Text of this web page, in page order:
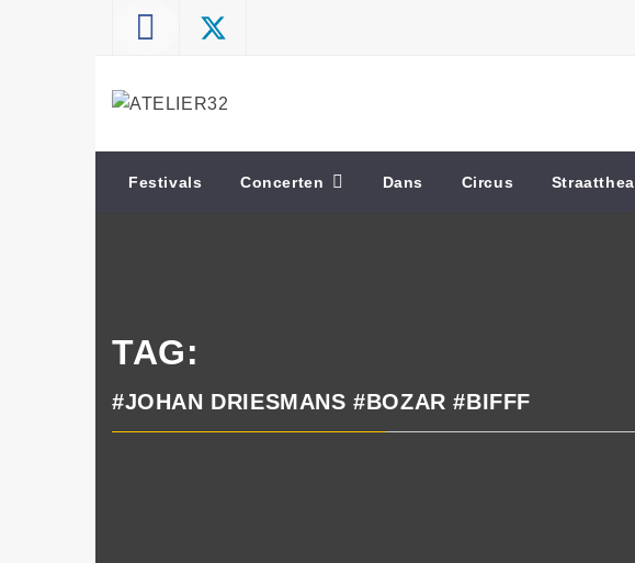
ATELIER32
Festivals Concerten Dans Circus
TAG:
#JOHAN DRIESMANS #BOZAR #BIFFF